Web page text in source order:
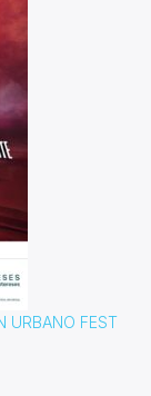
URBANO FEST